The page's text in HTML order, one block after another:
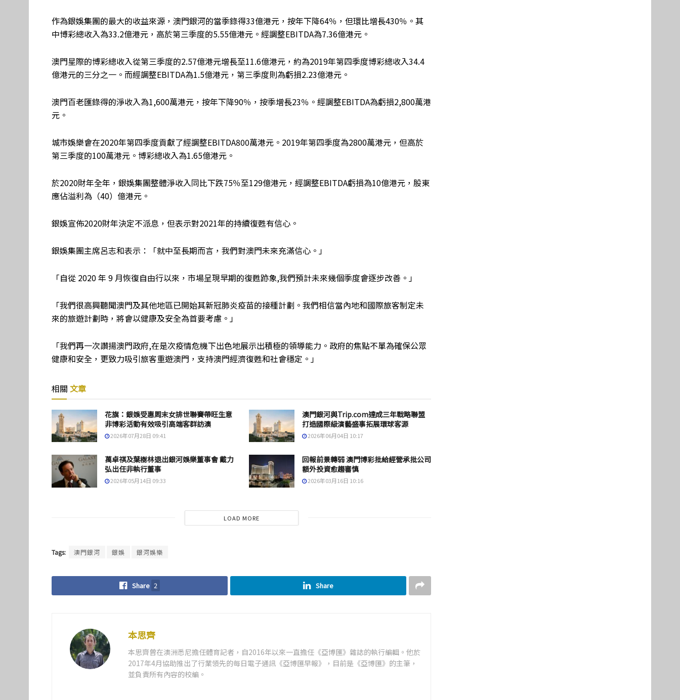
作為銀娛集團的最大的收益來源，澳門銀河的當季錄得33億港元，按年下降64％，但環比增長430％。其
中博彩總收入為33.2億港元，高於第三季度的5.55億港元。經調整EBITDA為7.36億港元。
澳門星際的博彩總收入從第三季度的2.57億港元增長至11.6億港元，約為2019年第四季度博彩總收入34.4
億港元的三分之一。而經調整EBITDA為1.5億港元，第三季度則為虧損2.23億港元。
澳門百老匯錄得的淨收入為1,600萬港元，按年下降90％，按季增長23％。經調整EBITDA為虧損2,800萬港
元。
城市娛樂會在2020年第四季度貢獻了經調整EBITDA800萬港元。2019年第四季度為2800萬港元，但高於
第三季度的100萬港元。博彩總收入為1.65億港元。
於2020財年全年，銀娛集團整體淨收入同比下跌75％至129億港元，經調整EBITDA虧損為10億港元，股東
應佔溢利為（40）億港元。
銀娛宣佈2020財年決定不派息，但表示對2021年的持續復甦有信心。
銀娛集團主席呂志和表示：「就中至長期而言，我們對澳門未來充滿信心。」
「自從 2020 年 9 月恢復自由行以來，市場呈現早期的復甦跡象,我們預計未來幾個季度會逐步改善。」
「我們很高興聽聞澳門及其他地區已開始其新冠肺炎疫苗的接種計劃。我們相信當內地和國際旅客制定未
來的旅遊計劃時，將會以健康及安全為首要考慮。」
「我們再一次讚揚澳門政府,在是次疫情危機下出色地展示出積極的領導能力。政府的焦點不單為確保公眾
健康和安全，更致力吸引旅客重遊澳門，支持澳門經濟復甦和社會穩定。」
相關 文章
花旗：銀娛受惠周末女排世聯賽帶旺生意
非博彩活動有效吸引高端客群訪澳
2026年07月28日 09:41
澳門銀河與Trip.com達成三年戰略聯盟
打造國際級演藝盛事拓展環球客源
2026年06月04日 10:17
萬卓祺及葉樹林退出銀河娛樂董事會 戴力
弘出任非執行董事
2026年05月14日 09:33
回報前景轉弱 澳門博彩批給經營承批公司
額外投資愈趨審慎
2026年03月16日 10:16
LOAD MORE
Tags: 澳門銀河 銀娛 銀河娛樂
Share 2 Share
本思齊
本思齊曾在澳洲悉尼擔任體育記者，自2016年以來一直擔任《亞博匯》雜誌的執行編輯。他於
2017年4月協助推出了行業領先的每日電子通訊《亞博匯早報》，目前是《亞博匯》的主筆，
並負責所有內容的校編。